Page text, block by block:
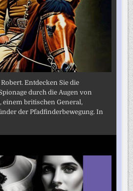
Entdecken Sie die
durch die Augen von
einem britischen General,
der Pfadfinderbewegung. In